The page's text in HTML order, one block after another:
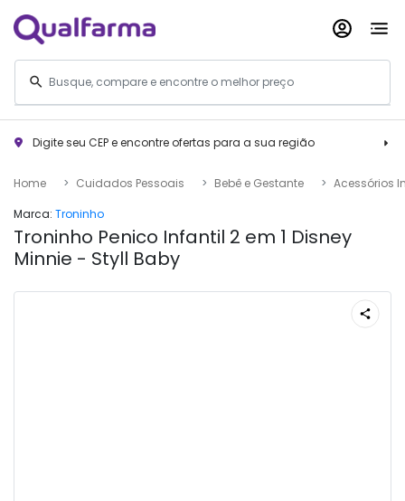
Digite seu CEP e encontre ofertas para a sua região
Home Cuidados Pessoais Bebê e Gestante
Acessórios
Marca: Troninho
Troninho Penico Infantil 2 em 1 Disney
Minnie - Styll Baby